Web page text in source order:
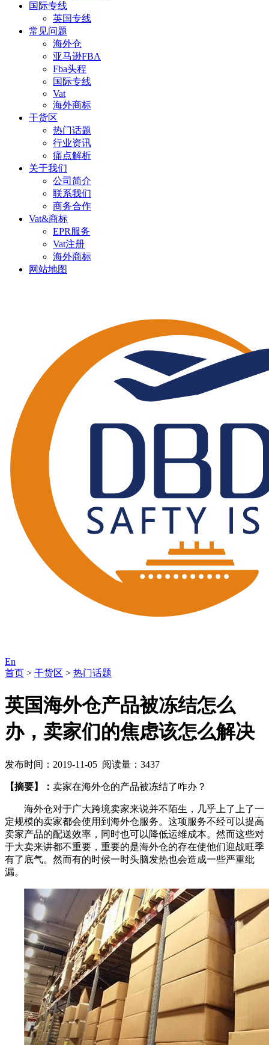
国际专线
英国专线
常见问题
海外仓
亚马逊FBA
Fba头程
国际专线
Vat
海外商标
干货区
热门话题
行业资讯
痛点解析
关于我们
公司简介
联系我们
商务合作
Vat&商标
EPR服务
Vat注册
海外商标
网站地图
En
首页 > 干货区 > 热门话题
英国海外仓产品被冻结怎么
办，卖家们的焦虑该怎么解决
发布时间：2019-11-05 阅读量：3437
【摘要】： 卖家在海外仓的产品被冻结了咋办？
海外仓对于广大跨境卖家来说并不陌生，几乎上了上了一
定规模的卖家都会使用到海外仓服务。这项服务不经可以提高
卖家产品的配送效率，同时也可以降低运维成本。然而这些对
于大卖来讲都不重要，重要的是海外仓的存在使他们迎战旺季
有了底气。然而有的时候一时头脑发热也会造成一些严重纰
漏。